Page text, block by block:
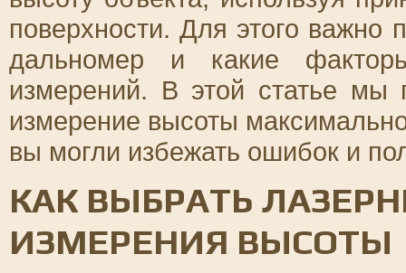
поверхности. Для этого важно
дальномер и какие
измерений. В этой статье мы
измерение высоты
вы могли избежать ошибок и
КАК ВЫБРАТЬ
ИЗМЕРЕНИЯ ВЫСОТЫ